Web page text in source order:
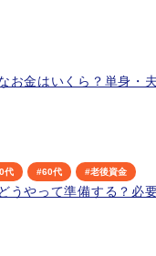
お金はいくら？単身・
代 #60代 #老後資金
うやって準備する？必